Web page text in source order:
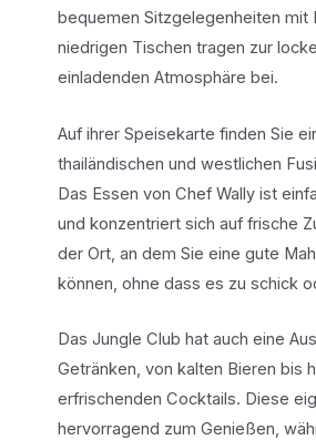
bequemen Sitzgelegenheiten mit
niedrigen Tischen tragen zur
einladenden Atmosphäre bei.
Auf ihrer Speisekarte finden Sie
thailändischen und westlichen
Das Essen von Chef Wally ist
und konzentriert sich auf frische
der Ort, an dem Sie eine gute
können, ohne dass es zu schick
Das Jungle Club hat auch eine
Getränken, von kalten Bieren bis
erfrischenden Cocktails. Diese
hervorragend zum Genießen,